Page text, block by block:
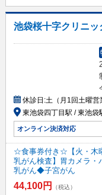
池袋桜十字クリニッ
休診日:土（月1回土曜営
東池袋四丁目駅 / 東池袋
オンライン決済対応
☆食事券付き☆【火・木
乳がん検査】胃カメラ
乳がん◆子宮がん
44,100円 （税込）